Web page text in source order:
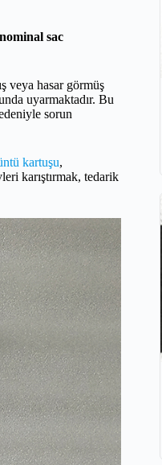
sac
veya hasar görmüş
uyarmaktadır. Bu
sorun
kartuşu,
karıştırmak, tedarik